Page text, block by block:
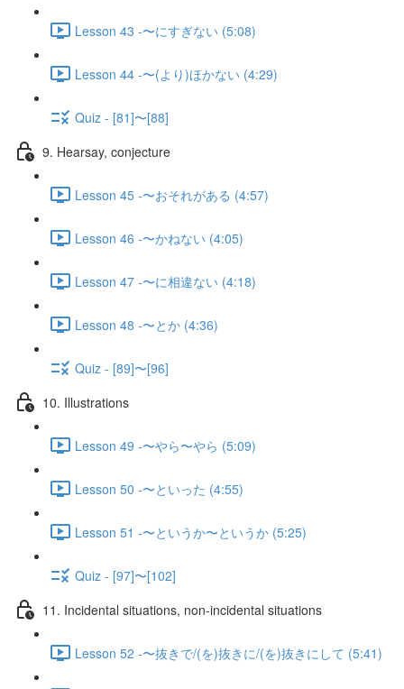
Lesson 43 -〜にすぎない (5:08)
Lesson 44 -〜(より)ほかない (4:29)
Quiz - [81]〜[88]
9. Hearsay, conjecture
Lesson 45 -〜おそれがある (4:57)
Lesson 46 -〜かねない (4:05)
Lesson 47 -〜に相違ない (4:18)
Lesson 48 -〜とか (4:36)
Quiz - [89]〜[96]
10. Illustrations
Lesson 49 -〜やら〜やら (5:09)
Lesson 50 -〜といった (4:55)
Lesson 51 -〜というか〜というか (5:25)
Quiz - [97]〜[102]
11. Incidental situations, non-incidental situations
Lesson 52 -〜抜きで/(を)抜きに/(を)抜きにして (5:41)